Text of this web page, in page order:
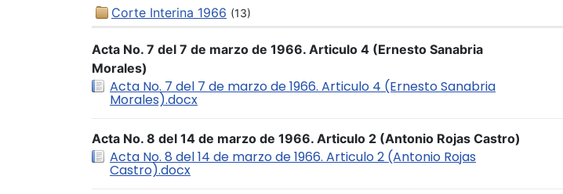
Corte Interina 1966 (13)
Acta No. 7 del 7 de marzo de 1966. Articulo 4 (Ernesto Sanabria
Morales)
Acta No. 7 del 7 de marzo de 1966. Articulo 4 (Ernesto Sanabria
Morales).docx
Acta No. 8 del 14 de marzo de 1966. Articulo 2 (Antonio Rojas Castro)
Acta No. 8 del 14 de marzo de 1966. Articulo 2 (Antonio Rojas
Castro).docx